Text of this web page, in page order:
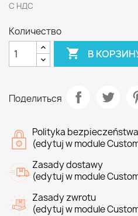
С НДС
Количество
 В
Поделиться
Polityka bezpieczeństwa
(edytuj w module
Zasady dostawy
(edytuj w module
Zasady zwrotu
(edytuj w module